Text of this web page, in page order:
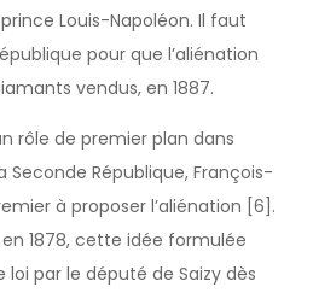
Louis-Napoléon. Il faut
pour que l’aliénation
vendus, en 1887.
rôle de premier plan dans
Seconde République, François-
à proposer l’aliénation [6].
1878, cette idée formulée
par le député de Saizy dès